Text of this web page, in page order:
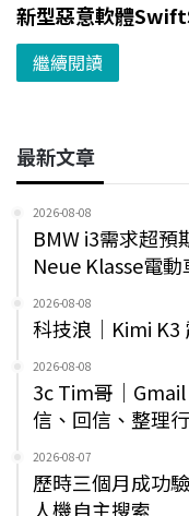
新型惡意軟體
繼續閱讀
最新文章
2026-08-08
BMW i3需求超預
Neue Klasse電動
2026-08-08
科技浪｜Kimi K3
2026-08-08
3c Tim哥｜
信、回信、整理
2026-08-07
歷時三個月成功
人機自主搜索